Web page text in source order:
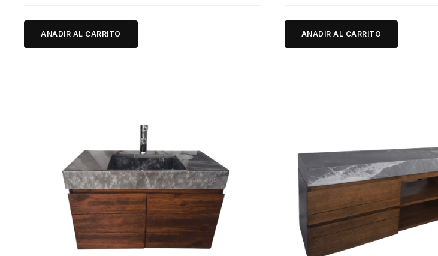
ANADIR AL CARRITO ANADIR AL CARRITO